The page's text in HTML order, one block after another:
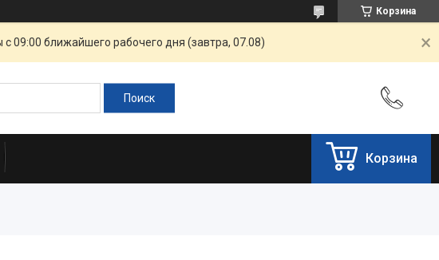
Корзина
09:00 ближайшего рабочего дня (завтра, 07.08)
Корзина